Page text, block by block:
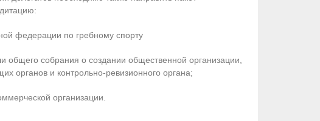
федерации по гребному спорту
общего собрания о создании общественной организации,
органов и контрольно-ревизионного органа;
организации.